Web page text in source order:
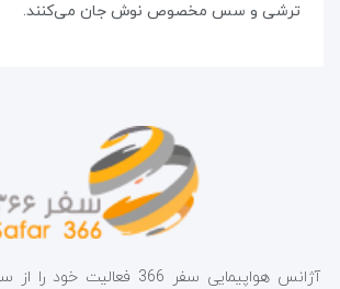
ترشی و سس مخصوص نوش جان می‌کنند.